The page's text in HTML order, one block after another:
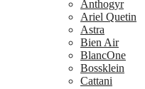
Anthogyr
Ariel Quetin
Astra
Bien Air
BlancOne
Bossklein
Cattani